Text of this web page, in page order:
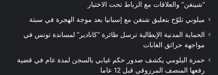
“شينغن” والعلاقات مع الرباط تحت الاختبار
ميلوني تلوّح بتعليق شنغن مع إسبانيا بعد موجة الهجرة في سبتة
الحماية المدنية الإيطالية ترسل طائرة “كانادير” لمساندة تونس في
مواجهة حرائق الغابات
حمزة البلومي يكشف صدور حكم غيابي بالسجن لمدة عام في قضية
رفعها المنصف المرزوقي قبل 12 عاما